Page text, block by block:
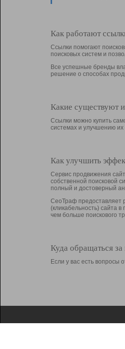
Как работают
Ссылки помогают
поисковых систем и
Все успешные бренды
решение о способах
Какие существуют
Ссылки можно купить
системах и улучшению их
Как улучшить
Сервис продвижения
собственной поисковой
полный и достоверный
СеоТраф предоставляет
(кликабельность) сайта
чем больше поискового
Куда обращаться
Если у вас есть вопросы